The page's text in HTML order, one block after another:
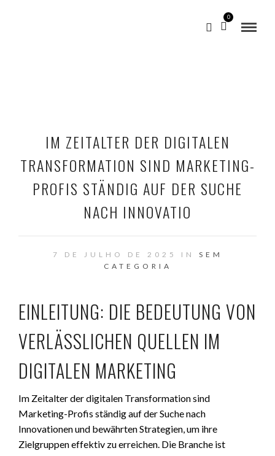
0
IM ZEITALTER DER DIGITALEN
TRANSFORMATION SIND MARKETING-
PROFIS STÄNDIG AUF DER SUCHE
NACH INNOVATIO
7 DE JULHO DE 2025 IN SEM
CATEGORIA
EINLEITUNG: DIE BEDEUTUNG VON
VERLÄSSLICHEN QUELLEN IM
DIGITALEN MARKETING
Im Zeitalter der digitalen Transformation sind
Marketing-Profis ständig auf der Suche nach
Innovationen und bewährten Strategien, um ihre
Zielgruppen effektiv zu erreichen. Die Branche ist